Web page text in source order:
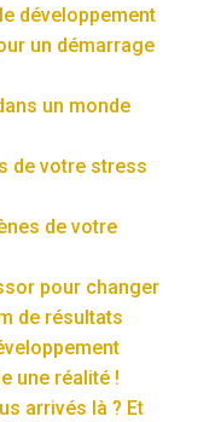
développement
un démarrage
un monde
de votre stress
de votre
pour changer
de résultats
une réalité !
arrivés là ? Et